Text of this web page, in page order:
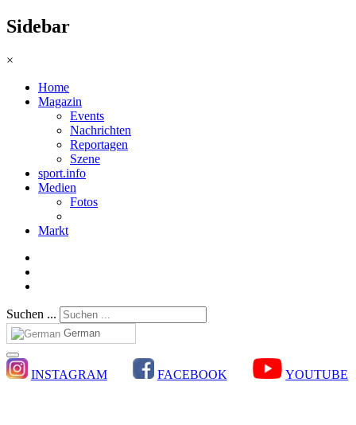
Sidebar
×
Home
Magazin
Events
Nachrichten
Reportagen
Szene
sport.info
Medien
Fotos
Markt
Suchen ...
German
INSTAGRAM FACEBOOK YOUTUBE